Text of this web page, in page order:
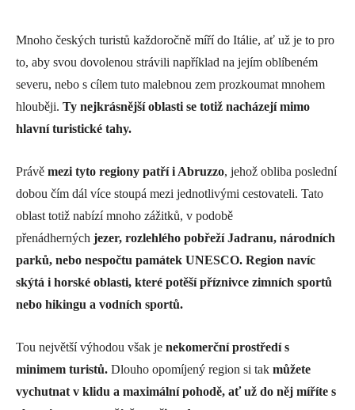
Mnoho českých turistů každoročně míří do Itálie, ať už je to pro
to, aby svou dovolenou strávili například na jejím oblíbeném
severu, nebo s cílem tuto malebnou zem prozkoumat mnohem
hlouběji. Ty nejkrásnější oblasti se totiž nacházejí mimo
hlavní turistické tahy.
Právě mezi tyto regiony patří i Abruzzo, jehož obliba poslední
dobou čím dál více stoupá mezi jednotlivými cestovateli. Tato
oblast totiž nabízí mnoho zážitků, v podobě
přenádherných jezer, rozlehlého pobřeží Jadranu, národních
parků, nebo nespočtu památek UNESCO. Region navíc
skýtá i horské oblasti, které potěší příznivce zimních sportů
nebo hikingu a vodních sportů.
Tou největší výhodou však je nekomerční prostředí s
minimem turistů. Dlouho opomíjený region si tak můžete
vychutnat v klidu a maximální pohodě, ať už do něj míříte s